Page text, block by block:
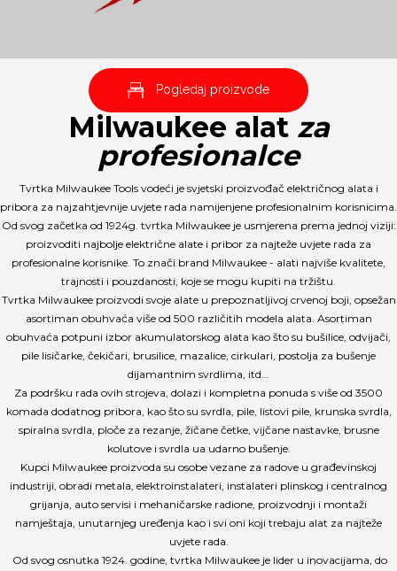
Pogledaj proizvode
Milwaukee alat za
profesionalce
Tvrtka Milwaukee Tools vodeći je svjetski proizvođač električnog alata i
pribora za najzahtjevnije uvjete rada namijenjene profesionalnim korisnicima.
Od svog začetka od 1924g. tvrtka Milwaukee je usmjerena prema jednoj viziji:
proizvoditi najbolje električne alate i pribor za najteže uvjete rada za
profesionalne korisnike. To znači brand Milwaukee - alati najviše kvalitete,
trajnosti i pouzdanosti, koje se mogu kupiti na tržištu.
Tvrtka Milwaukee proizvodi svoje alate u prepoznatljivoj crvenoj boji, opsežan
asortiman obuhvaća više od 500 različitih modela alata. Asortiman
obuhvaća potpuni izbor akumulatorskog alata kao što su bušilice, odvijači,
pile lisičarke, čekičari, brusilice, mazalice, cirkulari, postolja za bušenje
dijamantnim svrdlima, itd...
Za podršku rada ovih strojeva, dolazi i kompletna ponuda s više od 3500
komada dodatnog pribora, kao što su svrdla, pile, listovi pile, krunska svrdla,
spiralna svrdla, ploče za rezanje, žičane četke, vijčane nastavke, brusne
kolutove i svrdla ua udarno bušenje.
Kupci Milwaukee proizvoda su osobe vezane za radove u građevinskoj
industriji, obradi metala, elektroinstalateri, instalateri plinskog i centralnog
grijanja, auto servisi i mehaničarske radione, proizvodnji i montaži
namještaja, unutarnjeg uređenja kao i svi oni koji trebaju alat za najteže
uvjete rada.
Od svog osnutka 1924. godine, tvrtka Milwaukee je lider u inovacijama, do